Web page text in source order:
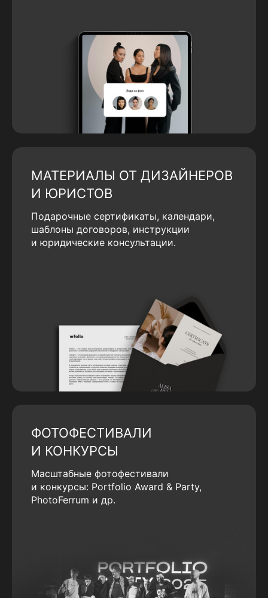
МАТЕРИАЛЫ ОТ ДИЗАЙНЕРОВ
И ЮРИСТОВ
Подарочные сертификаты, календари,
шаблоны договоров, инструкции
и юридические консультации.
ФОТОФЕСТИВАЛИ
И КОНКУРСЫ
Масштабные фотофестивали
и конкурсы: Portfolio Award & Party,
PhotoFerrum и др.